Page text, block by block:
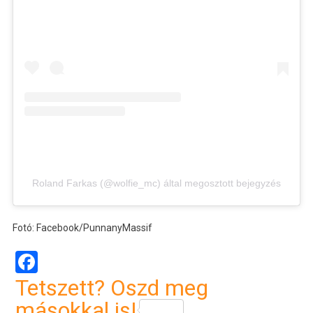
Roland Farkas (@wolfie_mc) által megosztott bejegyzés
Fotó: Facebook/PunnanyMassif
Facebook
Tetszett? Oszd meg